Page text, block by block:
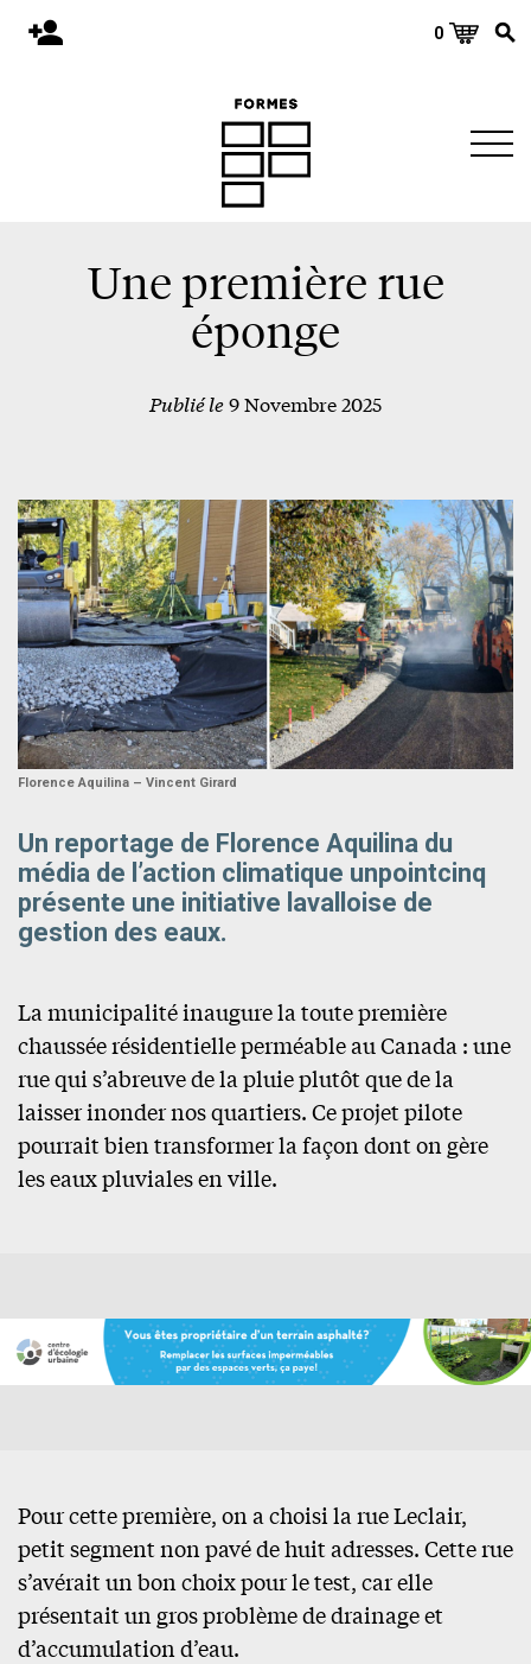
0
Matériaux
Nous joindre
Une première rue
éponge
Publié le9 Novembre 2025
Florence Aquilina – Vincent Girard
Un reportage de Florence Aquilina du
média de l’action climatique unpointcinq
présente une initiative lavalloise de
gestion des eaux.
La municipalité inaugure la toute première
chaussée résidentielle perméable au Canada : une
rue qui s’abreuve de la pluie plutôt que de la
laisser inonder nos quartiers. Ce projet pilote
pourrait bien transformer la façon dont on gère
les eaux pluviales en ville.
Pour cette première, on a choisi la rue Leclair,
petit segment non pavé de huit adresses. Cette rue
s’avérait un bon choix pour le test, car elle
présentait un gros problème de drainage et
d’accumulation d’eau.